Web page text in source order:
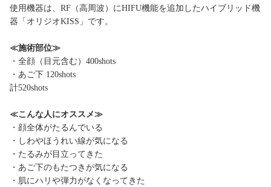
使用機器は、RF（高周波）にHIFU機能を追加したハイブリッド機
器「オリジオKISS」です。
≪施術部位≫
・全顔（目元含む）400shots
・あご下 120shots
計520shots
≪こんな人にオススメ≫
・顔全体がたるんでいる
・しわやほうれい線が気になる
・たるみが目立ってきた
・あご下のもたつきが気になる
・肌にハリや弾力がなくなってきた